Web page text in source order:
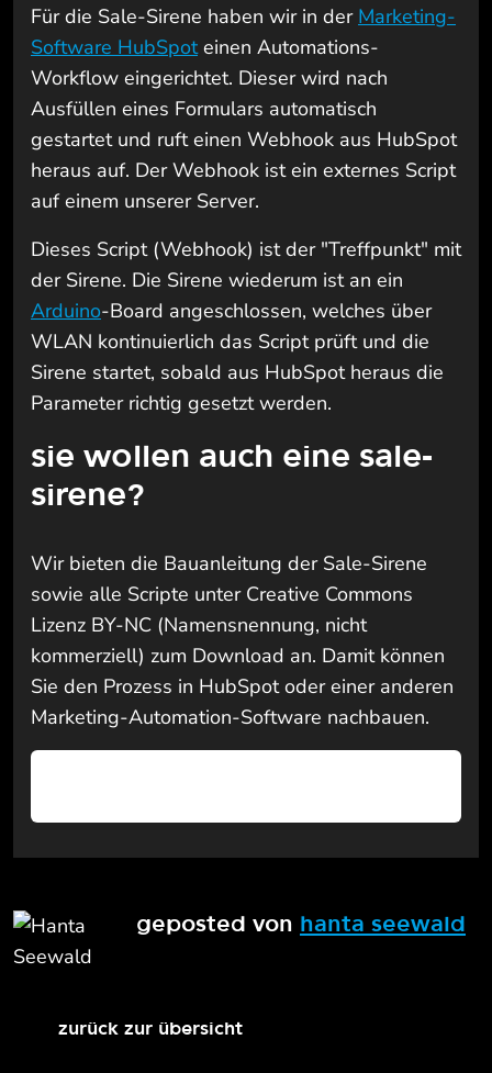
Für die Sale-Sirene haben wir in der Marketing-
Software HubSpoteinen Automations-
Workflow eingerichtet. Dieser wird nach
Ausfüllen eines Formulars automatisch
gestartet und ruft einen Webhook aus HubSpot
heraus auf. Der Webhook ist ein externes Script
auf einem unserer Server.
Dieses Script (Webhook) ist der "Treffpunkt" mit
der Sirene. Die Sirene wiederum ist an ein
Arduino-Board angeschlossen, welches über
WLAN kontinuierlich das Script prüft und die
Sirene startet, sobald aus HubSpot heraus die
Parameter richtig gesetzt werden.
sie wollen auch eine sale-
sirene?
Wir bieten die Bauanleitung der Sale-Sirene
sowie alle Scripte unter Creative Commons
Lizenz BY-NC (Namensnennung, nicht
kommerziell) zum Download an. Damit können
Sie den Prozess in HubSpot oder einer anderen
Marketing-Automation-Software nachbauen.
geposted von hanta seewald
zurück zur übersicht